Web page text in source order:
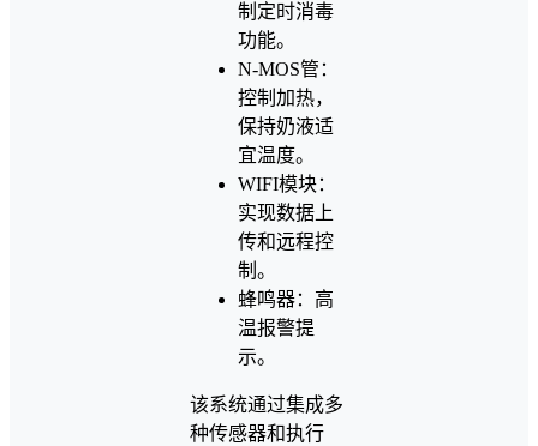
制定时消毒
功能。
N-MOS管：
控制加热，
保持奶液适
宜温度。
WIFI模块：
实现数据上
传和远程控
制。
蜂鸣器：高
温报警提
示。
该系统通过集成多
种传感器和执行